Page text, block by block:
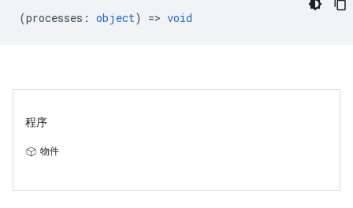
(processes : object) => void
程序
物件